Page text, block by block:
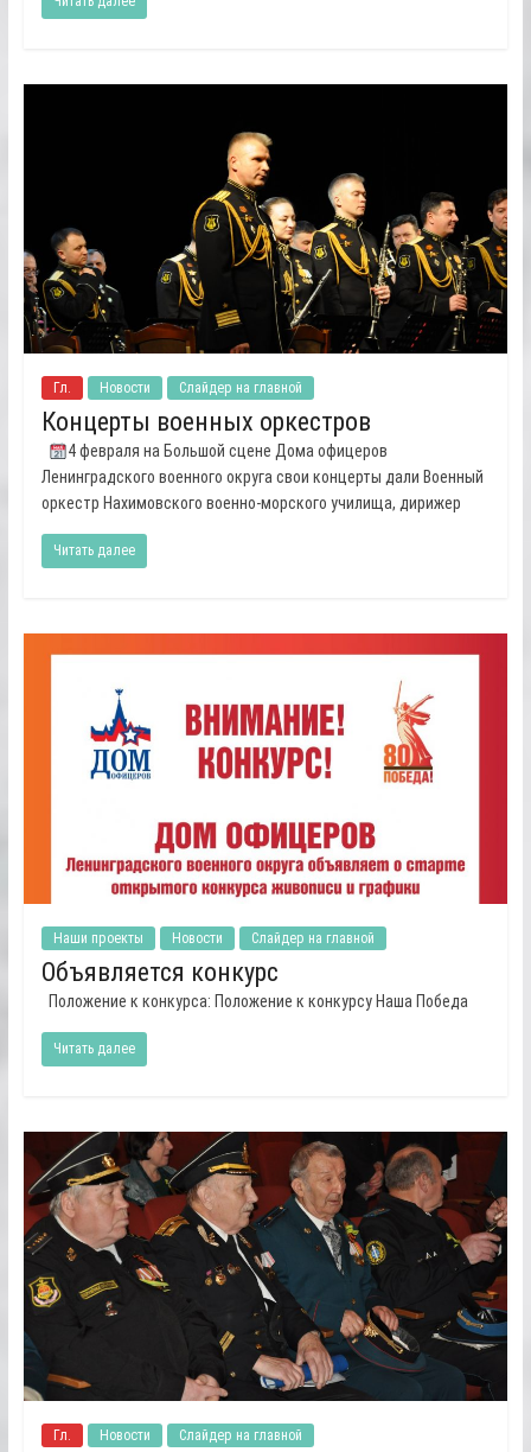
Гл. Новости Слайдер на главной
Концерты военных оркестров
4 февраля на Большой сцене Дома офицеров
Ленинградского военного округа свои концерты дали Военный
оркестр Нахимовского военно-морского училища, дирижер
Читать далее
Наши проекты Новости Слайдер на главной
Объявляется конкурс
Положение к конкурса: Положение к конкурсу Наша Победа
Читать далее
Гл. Новости Слайдер на главной